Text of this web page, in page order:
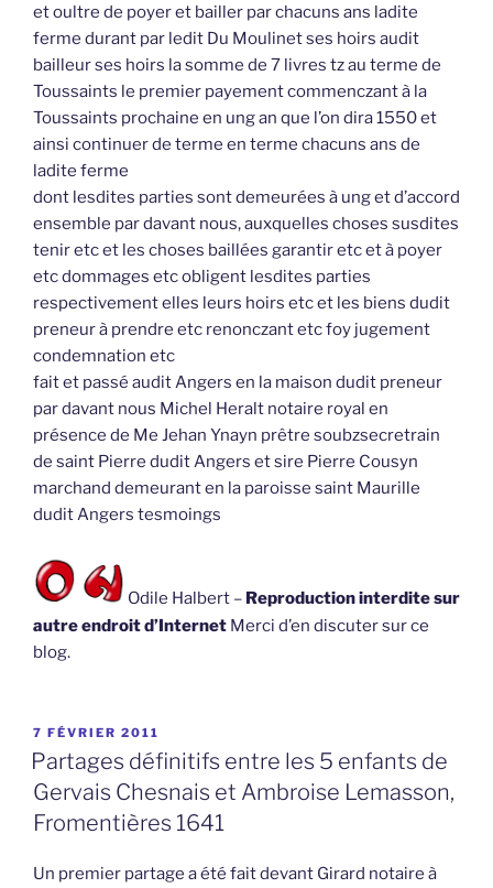
et oultre de poyer et bailler par chacuns ans ladite
ferme durant par ledit Du Moulinet ses hoirs audit
bailleur ses hoirs la somme de 7 livres tz au terme de
Toussaints le premier payement commenczant à la
Toussaints prochaine en ung an que l’on dira 1550 et
ainsi continuer de terme en terme chacuns ans de
ladite ferme
dont lesdites parties sont demeurées à ung et d’accord
ensemble par davant nous, auxquelles choses susdites
tenir etc et les choses baillées garantir etc et à poyer
etc dommages etc obligent lesdites parties
respectivement elles leurs hoirs etc et les biens dudit
preneur à prendre etc renonczant etc foy jugement
condemnation etc
fait et passé audit Angers en la maison dudit preneur
par davant nous Michel Heralt notaire royal en
présence de Me Jehan Ynayn prêtre soubzsecretrain
de saint Pierre dudit Angers et sire Pierre Cousyn
marchand demeurant en la paroisse saint Maurille
dudit Angers tesmoings
Odile Halbert – Reproduction interdite sur
autre endroit d’Internet Merci d’en discuter sur ce
blog.
PUBLIÉ
LE
7 FÉVRIER 2011
Partages définitifs entre les 5 enfants de
Gervais Chesnais et Ambroise Lemasson,
Fromentières 1641
Un premier partage a été fait devant Girard notaire à